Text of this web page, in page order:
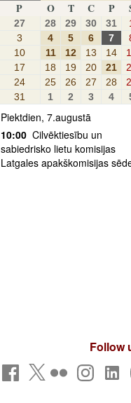
P
O T C P
27 28 29 30 31
3
4 5 6 7
10
11 12 13 14
17
18 19 20 21
24
25 26 27 28
31
1 2 3 4
Piektdien, 7.augustā
10:00 Cilvēktiesību un
sabiedrisko lietu komisijas
Latgales apakškomisijas
Follow